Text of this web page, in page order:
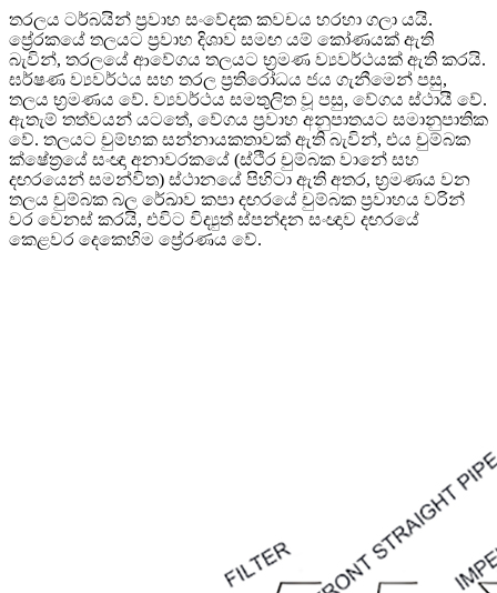
තරලය ටර්බයින් ප්‍රවාහ සංවේදක කවචය හරහා ගලා යයි.
ප්‍රේරකයේ තලයට ප්‍රවාහ දිශාව සමඟ යම් කෝණයක් ඇති
බැවින්, තරලයේ ආවේගය තලයට භ්‍රමණ ව්‍යවර්ථයක් ඇති කරයි.
ඝර්ෂණ ව්‍යවර්ථය සහ තරල ප්‍රතිරෝධය ජය ගැනීමෙන් පසු,
තලය භ්‍රමණය වේ. ව්‍යවර්ථය සමතුලිත වූ පසු, වේගය ස්ථායී වේ.
ඇතැම් තත්වයන් යටතේ, වේගය ප්‍රවාහ අනුපාතයට සමානුපාතික
වේ. තලයට චුම්භක සන්නායකතාවක් ඇති බැවින්, එය චුම්බක
ක්ෂේත්‍රයේ සංඥා අනාවරකයේ (ස්ථිර චුම්බක වානේ සහ
දඟරයෙන් සමන්විත) ස්ථානයේ පිහිටා ඇති අතර, භ්‍රමණය වන
තලය චුම්බක බල රේඛාව කපා දඟරයේ චුම්බක ප්‍රවාහය වරින්
වර වෙනස් කරයි, එවිට විද්‍යුත් ස්පන්දන සංඥාව දඟරයේ
කෙළවර දෙකෙහිම ප්‍රේරණය වේ.